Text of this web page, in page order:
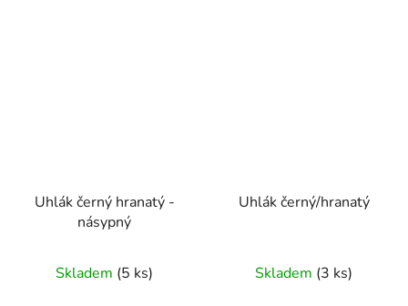
Uhlák černý hranatý -
násypný
Skladem (5 ks)
Uhlák černý/hranatý
Skladem (3 ks)